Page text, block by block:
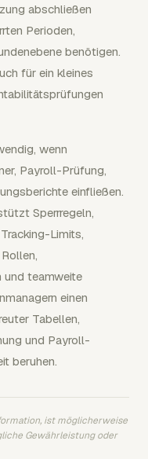
abschließen
Perioden,
benötigen.
für ein kleines
wenn
Payroll-Prüfung,
einfließen.
Sperrregeln,
Limits,
und teamweite
einen
Tabellen,
und Payroll-
beruhen.
ist möglicherweise
Gewährleistung oder